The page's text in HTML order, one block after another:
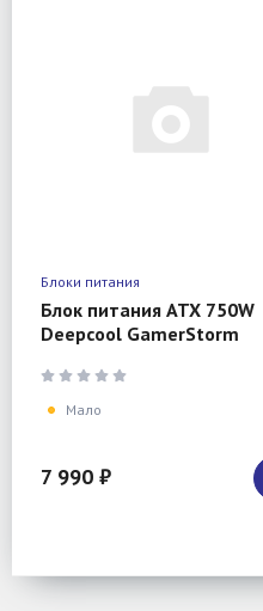
Блоки питания
Блок питания ATX 750W
Deepcool GamerStorm
(20+4pin) APFC 120mm fan
6xSATA Cab
Мало
7 990 ₽